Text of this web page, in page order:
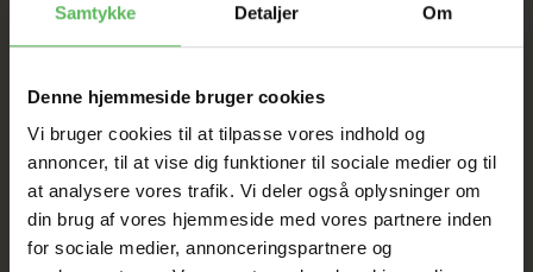
Samtykke Detaljer Om
Denne hjemmeside bruger cookies
Vi bruger cookies til at tilpasse vores indhold og
annoncer, til at vise dig funktioner til sociale medier og til
at analysere vores trafik. Vi deler også oplysninger om
din brug af vores hjemmeside med vores partnere inden
for sociale medier, annonceringspartnere og
SOMMER
UDSALG
TIL D. 8 AUGUST
HELE WEBSHOPPEN ER